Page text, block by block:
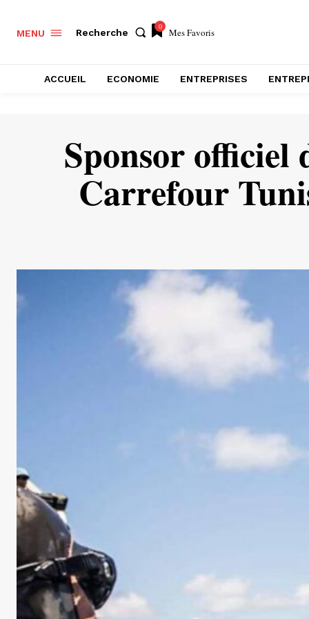
MENU Recherche
0 Mes Favoris
ACCUEIL ECONOMIE ENTREPRISES
Sponsor officiel
Carrefour